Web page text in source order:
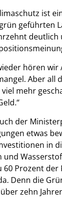
ist
geführten
hören wir
Aber all
mehr
der
etwas
in
und
60 Prozent
Denn die
zehn